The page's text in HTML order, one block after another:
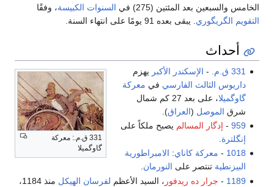
الخامس والسبعين بعد المئتين (275) في
السنوات الكبيسة، وفقًا
التقويم الگريگوري . يبقى بعده 91 يومًا على انتهاء السنة.
أحداث
331 ق.م.: معركة
گاوگميلا
331 ق.م. - الإسكندر الأكبر يهزم
داريوس الثالث الفارسي في معركة
گاوگميلا
، على بعد 27 كم شمال
شرق الموصل (العراق).
959
- إدگار المسالم يصبح ملكاً على
إنگلترة
1018
- معركة كاناي: الامبراطورية
البيزنطية تنتصر على النورمان.
1189
- جرار ده ريدفور ، السيد الأعظم لفرسان الهيكل
منذ 1184،